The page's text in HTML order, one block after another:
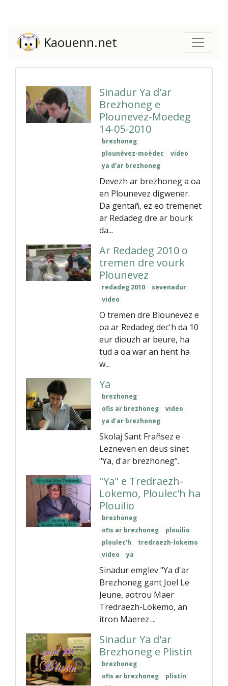
Kaouenn.net
Sinadur Ya d'ar
Brezhoneg e
Plounevez-Moedeg
14-05-2010
brezhoneg
plounévez-moëdec
video
ya d'ar brezhoneg
Devezh ar brezhoneg a oa
en Plounevez digwener.
Da gentañ, ez eo tremenet
ar Redadeg dre ar bourk
da...
Ar Redadeg 2010 o
tremen dre vourk
Plounevez
redadeg 2010
sevenadur
video
O tremen dre Blounevez e
oa ar Redadeg dec'h da 10
eur diouzh ar beure, ha
tud a oa war an hent ha
w...
Ya
brezhoneg
ofis ar brezhoneg
video
ya d'ar brezhoneg
Skolaj Sant Frañsez e
Lezneven en deus sinet
"Ya, d'ar brezhoneg".
"Ya" e Tredraezh-
Lokemo, Ploulec'h ha
Plouilio
brezhoneg
ofis ar brezhoneg
plouilio
ploulec'h
tredraezh-lokemo
video
ya
Sinadur emglev "Ya d'ar
Brezhoneg gant Joel Le
Jeune, aotrou Maer
Tredraezh-Lokemo, an
itron Maerez ...
Sinadur Ya d'ar
Brezhoneg e Plistin
brezhoneg
ofis ar brezhoneg
plistin